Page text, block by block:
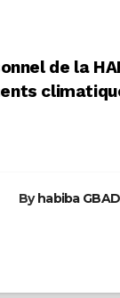
de la
Byhabiba